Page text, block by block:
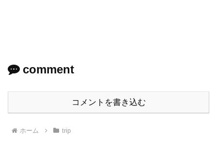
comment
コメントを書き込む
ホーム trip